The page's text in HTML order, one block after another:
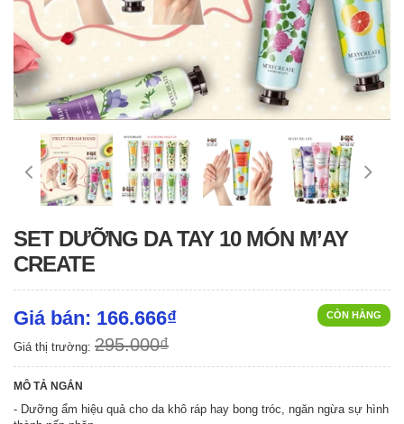
SET DƯỠNG DA TAY 10 MÓN M’AY
CREATE
CÒN HÀNG
Giá bán: 166.666₫
Giá thị trường: 295.000₫
MÔ TẢ NGẮN
- Dưỡng ẩm hiệu quả cho da khô ráp hay bong tróc, ngăn ngừa sự hình